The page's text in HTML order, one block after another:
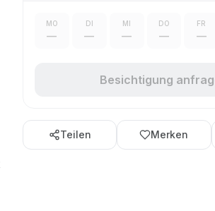
MO
—
DI
—
MI
—
DO
—
FR
—
Besichtigung
Teilen Merken